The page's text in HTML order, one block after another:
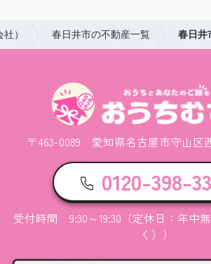
） 春日井市の不動産一覧 春日井
〒463-0089 愛知県名古屋市守山区
0120-398-
受付時間 9:30～19:30（定休日：年中
く））